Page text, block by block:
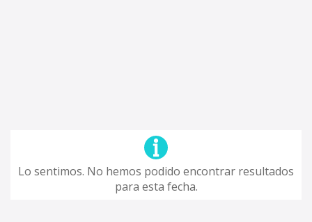
Lo sentimos. No hemos podido encontrar resultados
para esta fecha.